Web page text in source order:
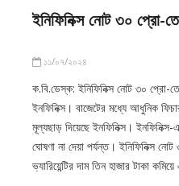
ইনিফিনিক্স নোট ৩০ প্রো-
১১/০৭/২০২৪
ক.বি.ডেস্ক: ইনিফিনিক্স নোট ৩০ প্রো-তে
ইনফিনিক্স। বাজেটের মধ্যে আধুনিক
মূল্যছাড় দিয়েছে ইনফিনিক্স।
ঘোষণা না দেয়া পর্যন্ত। ইনিফিনিক্স
ভ্যারিয়েন্টির দাম তিন হাজার টাকা